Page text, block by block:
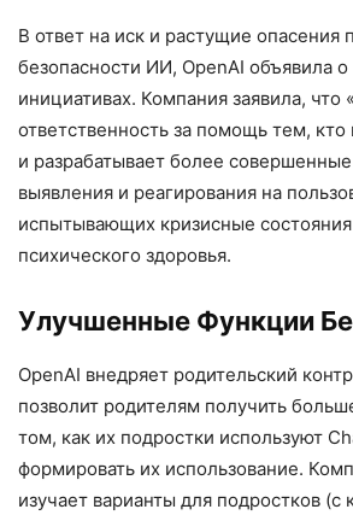
В ответ на иск и растущие опасения
безопасности ИИ, OpenAI объявила
инициативах. Компания заявила, что
ответственность за помощь тем, кто
и разрабатывает более
выявления и реагирования на
испытывающих кризисные состояния
психического здоровья.
Улучшенные Функции
OpenAI внедряет родительский
позволит родителям получить
том, как их подростки используют
формировать их использование.
изучает варианты для подростков (с